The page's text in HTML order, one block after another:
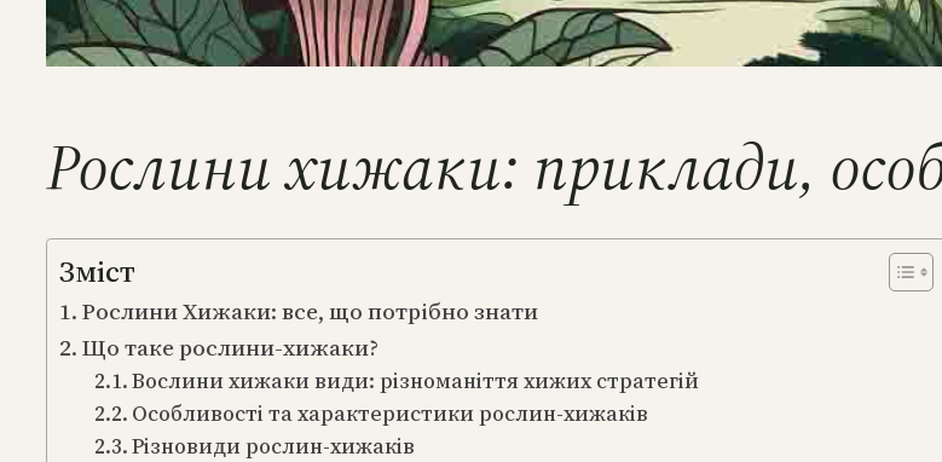
Рослини хижаки: приклади,
Зміст
Рослини Хижаки: все, що потрібно знати
Що таке рослини-хижаки?
Вослини хижаки види: різноманіття хижих стратегій
Особливості та характеристики рослин-хижаків
Різновиди рослин-хижаків